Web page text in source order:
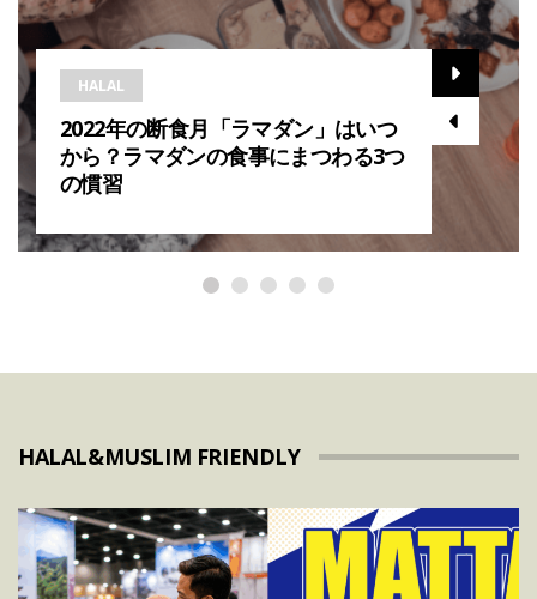
HALAL
2022年の断食月「ラマダン」はいつ
から？ラマダンの食事にまつわる3つ
の慣習
HALAL&MUSLIM FRIENDLY